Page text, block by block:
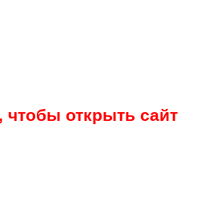
чтобы открыть сайт